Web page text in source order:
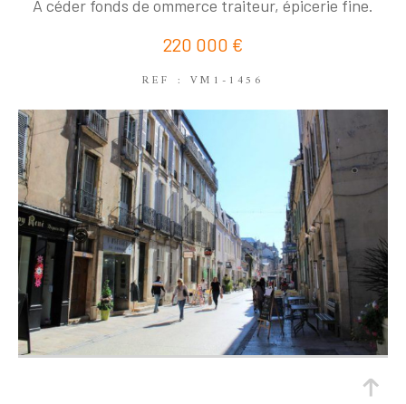
A céder fonds de ommerce traiteur, épicerie fine.
220 000 €
REF : VM1-1456
NOUVEAUTÉS
RECHERCHER